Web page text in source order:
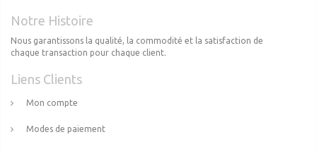
Notre Histoire
Nous garantissons la qualité, la commodité et la satisfaction de
chaque transaction pour chaque client.
Liens Clients
Mon compte
Modes de paiement